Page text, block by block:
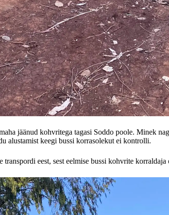
jäänud kohvritega tagasi Soddo poole. Minek
alustamist keegi bussi korrasolekut ei kontrolli.
eest, sest eelmise bussi kohvrite